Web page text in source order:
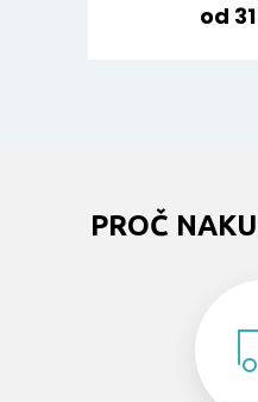
od
PROČ